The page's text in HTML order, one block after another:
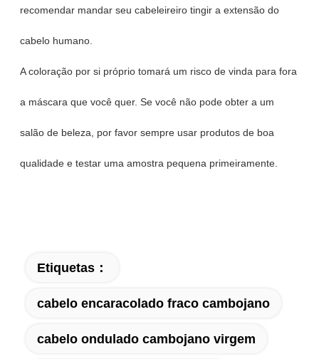
recomendar mandar seu cabeleireiro tingir a extensão do
cabelo humano.
A coloração por si próprio tomará um risco de vinda para fora
a máscara que você quer. Se você não pode obter a um
salão de beleza, por favor sempre usar produtos de boa
qualidade e testar uma amostra pequena primeiramente.
Etiquetas：
cabelo encaracolado fraco cambojano
cabelo ondulado cambojano virgem